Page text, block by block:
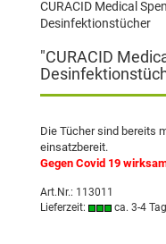
CURACID Medical
Desinfektionstücher
"CURACID
Die Tücher sind bereits
einsatzbereit.
Gegen Covid 19
Art.Nr.: 113011
Lieferzeit:
ca. 3-4